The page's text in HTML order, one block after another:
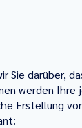
darüber,
werden
Erstellung